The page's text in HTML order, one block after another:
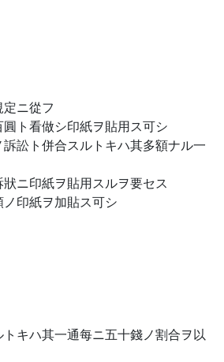
ニ從フ
ト看做シ印紙ヲ貼用ス可シ
訟ト併合スルトキハ其多額ナル一
ニ印紙ヲ貼用スルヲ要セス
印紙ヲ加貼ス可シ
キハ其一通每ニ五十錢ノ割合ヲ以